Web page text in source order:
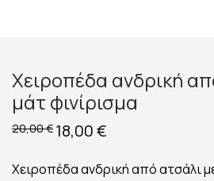
Χειροπέδα ανδρική
μάτ φινίρισμα
20,00€ Original
price
20,00 €.
18,00€
είναι:
18,00 €.
Χειροπέδα ανδρική από ατσάλι